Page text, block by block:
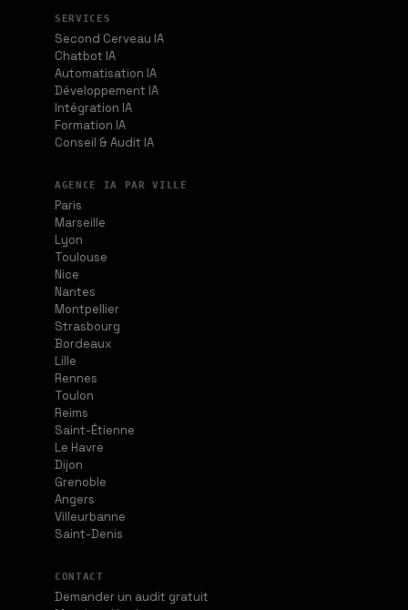
SERVICES
Second Cerveau IA
Chatbot IA
Automatisation IA
Développement IA
Intégration IA
Formation IA
Conseil & Audit IA
AGENCE IA PAR VILLE
Paris
Marseille
Lyon
Toulouse
Nice
Nantes
Montpellier
Strasbourg
Bordeaux
Lille
Rennes
Toulon
Reims
Saint-Étienne
Le Havre
Dijon
Grenoble
Angers
Villeurbanne
Saint-Denis
CONTACT
Demander un audit gratuit